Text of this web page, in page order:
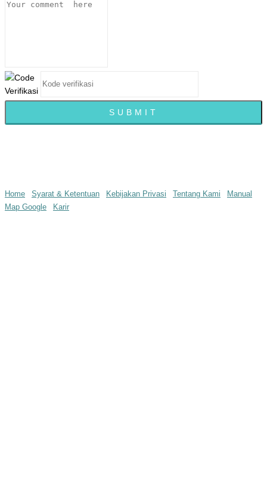
Home Syarat & Ketentuan Kebijakan Privasi Tentang Kami
Manual
Map Google
Karir